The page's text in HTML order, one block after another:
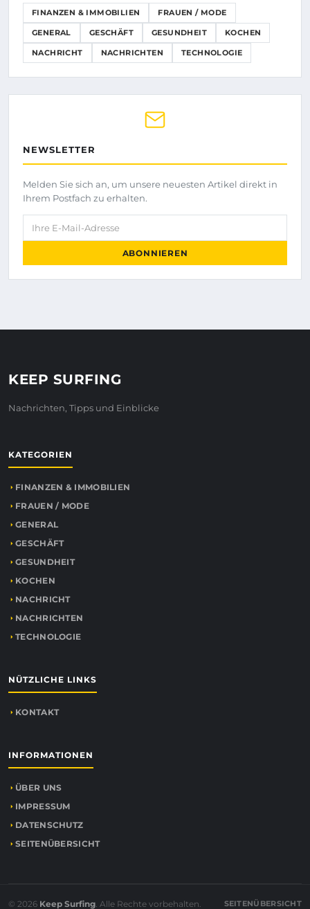
FINANZEN & IMMOBILIEN FRAUEN / MODE
GENERAL GESCHÄFT GESUNDHEIT KOCHEN
NACHRICHT NACHRICHTEN TECHNOLOGIE
NEWSLETTER
Melden Sie sich an, um unsere neuesten Artikel direkt in
Ihrem Postfach zu erhalten.
Ihre E-Mail-Adresse
ABONNIEREN
KEEP SURFING
Nachrichten, Tipps und Einblicke
KATEGORIEN
FINANZEN & IMMOBILIEN
FRAUEN / MODE
GENERAL
GESCHÄFT
GESUNDHEIT
KOCHEN
NACHRICHT
NACHRICHTEN
TECHNOLOGIE
NÜTZLICHE LINKS
KONTAKT
INFORMATIONEN
ÜBER UNS
IMPRESSUM
DATENSCHUTZ
SEITENÜBERSICHT
© 2026 Keep Surfing. Alle Rechte vorbehalten. SEITENÜBERSICHT